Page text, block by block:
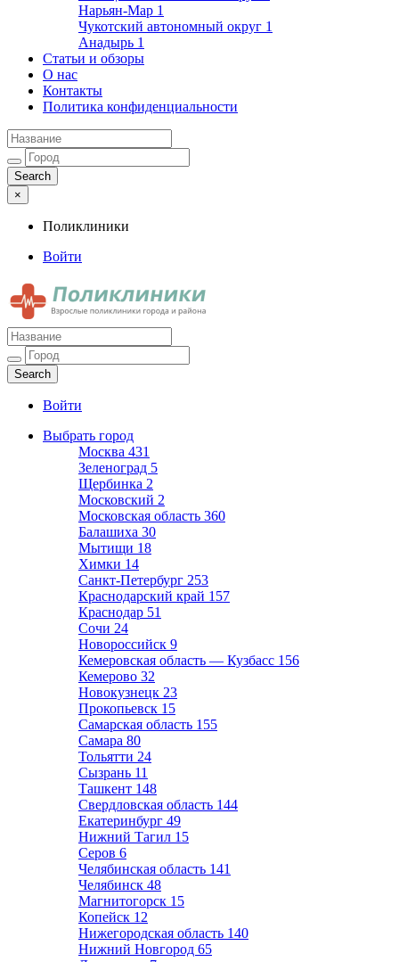
Нарьян-Мар 1
Чукотский автономный округ 1
Анадырь 1
Статьи и обзоры
О нас
Контакты
Политика конфиденциальности
×
Поликлиники
Войти
Поликлиники
Взрослые поликлиники города и района
Войти
Выбрать город
Москва 431
Зеленоград 5
Щербинка 2
Московский 2
Московская область 360
Балашиха 30
Мытищи 18
Химки 14
Санкт-Петербург 253
Краснодарский край 157
Краснодар 51
Сочи 24
Новороссийск 9
Кемеровская область — Кузбасс 156
Кемерово 32
Новокузнецк 23
Прокопьевск 15
Самарская область 155
Самара 80
Тольятти 24
Сызрань 11
Ташкент 148
Свердловская область 144
Екатеринбург 49
Нижний Тагил 15
Серов 6
Челябинская область 141
Челябинск 48
Магнитогорск 15
Копейск 12
Нижегородская область 140
Нижний Новгород 65